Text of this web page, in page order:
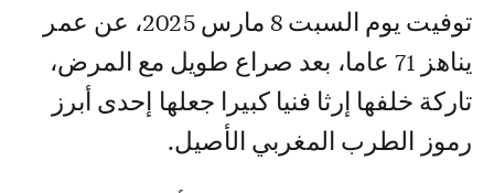
توفيت يوم السبت 8 مارس 2025، عن عمر
يناهز 71 عاما، بعد صراع طويل مع المرض،
تاركة خلفها إرثا فنيا كبيرا جعلها إحدى أبرز
رموز الطرب المغربي الأصيل.